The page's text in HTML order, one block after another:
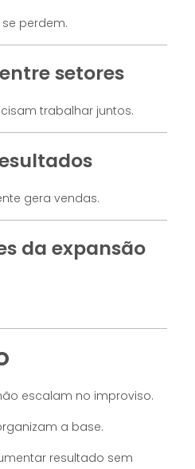
perdem.
setores
trabalhar juntos.
gera vendas.
da expansão
escalam no improviso.
a base.
resultado sem